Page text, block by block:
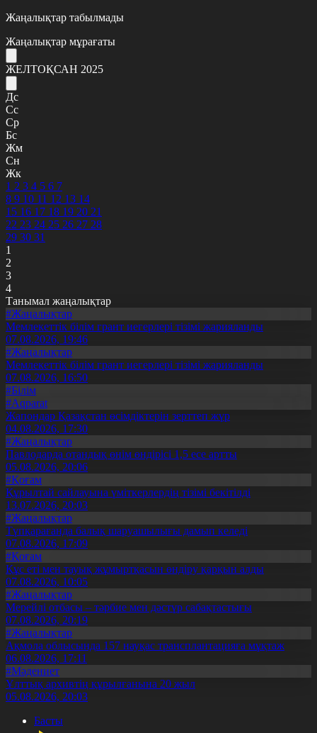
Жаңалықтар табылмады
Жаңалықтар мұрағаты
ЖЕЛТОҚСАН 2025
Дс
Сс
Ср
Бс
Жм
Сн
Жк
1 2 3 4 5 6 7
8 9 10 11 12 13 14
15 16 17 18 19 20 21
22 23 24 25 26 27 28
29 30 31
1
2
3
4
Танымал жаңалықтар
#Жаңалықтар
Мемлекеттік білім грант иегерлері тізімі жарияланды
07.08.2026, 19:46
#Жаңалықтар
Мемлекеттік білім грант иегерлері тізімі жарияланды
07.08.2026, 16:50
#Білім
#Aqparat
Жапондар Қазақстан өсімдіктерін зерттеп жүр
04.08.2026, 17:30
#Жаңалықтар
Павлодарда отандық өнім өндірісі 1,5 есе артты
05.08.2026, 20:06
#Қоғам
Құрылтай сайлауына үміткерлердің тізімі бекітілді
13.07.2026, 20:03
#Жаңалықтар
Түпқарағанда балық шаруашылығы дамып келеді
07.08.2026, 17:09
#Қоғам
Құс еті мен тауық жұмыртқасын өндіру қарқын алды
07.08.2026, 10:05
#Жаңалықтар
Мерейлі отбасы – тәрбие мен дәстүр сабақтастығы
07.08.2026, 20:19
#Жаңалықтар
Ақмола облысында 157 науқас трансплантацияға мұқтаж
06.08.2026, 17:11
#Мәдениет
Ұлттық архивтің құрылғанына 20 жыл
05.08.2026, 20:03
Басты